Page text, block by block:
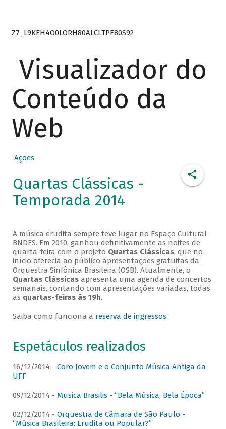
Z7_L9KEH4O0LORH80ALCLTPF80S92
Visualizador do
Conteúdo da
Web
Ações
Quartas Clássicas -
Temporada 2014
A música erudita sempre teve lugar no Espaço Cultural
BNDES. Em 2010, ganhou definitivamente as noites de
quarta-feira com o projeto Quartas Clássicas, que no
início oferecia ao público apresentações gratuitas da
Orquestra Sinfônica Brasileira (OSB). Atualmente, o
Quartas Clássicasapresenta uma agenda de concertos
semanais, contando com apresentações variadas, todas
as quartas-feiras às 19h.
Saiba como funciona a reserva de ingressos.
Espetáculos realizados
16/12/2014 - Coro Jovem e o Conjunto Música Antiga da
UFF
09/12/2014 - Musica Brasilis - “Bela Música, Bela Época”
02/12/2014 - Orquestra de Câmara de São Paulo -
“Música Brasileira: Erudita ou Popular?”